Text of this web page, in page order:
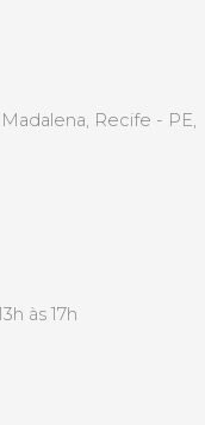
Recife - PE,
às 17h